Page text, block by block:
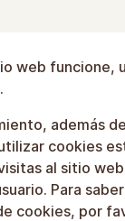
web funcione,
además
cookies
al sitio
Para
cookies, por